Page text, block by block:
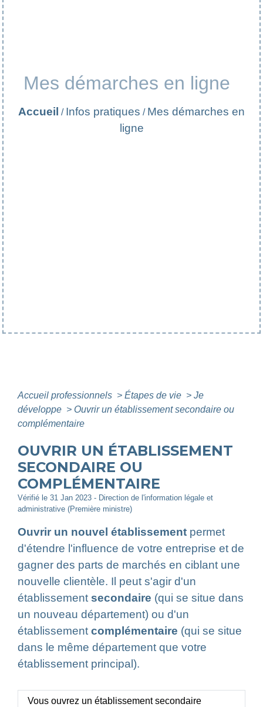
Mes démarches en ligne
Accueil / Infos pratiques / Mes démarches en
ligne
Accueil professionnels > Étapes de vie > Je
développe > Ouvrir un établissement secondaire ou
complémentaire
OUVRIR UN ÉTABLISSEMENT
SECONDAIRE OU
COMPLÉMENTAIRE
Vérifié le 31 Jan 2023 - Direction de l'information légale et
administrative (Première ministre)
Ouvrir un nouvel établissement permet
d'étendre l'influence de votre entreprise et de
gagner des parts de marchés en ciblant une
nouvelle clientèle. Il peut s'agir d'un
établissement secondaire (qui se situe dans
un nouveau département) ou d'un
établissement complémentaire (qui se situe
dans le même département que votre
établissement principal).
Vous ouvrez un établissement secondaire